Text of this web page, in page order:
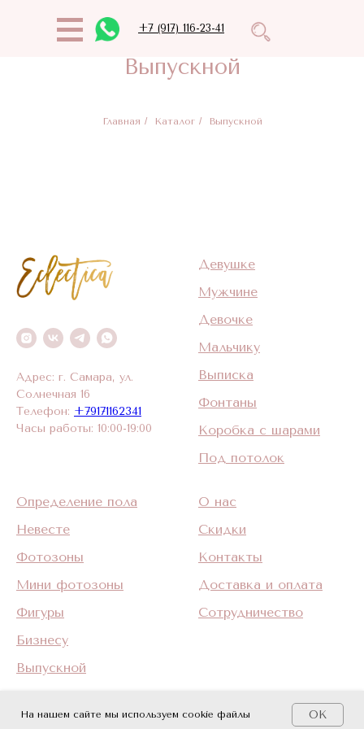
+7 (917) 116-23-41
На нашем сайте мы используем cookie файлы OK
Выпускной
Главная / Каталог / Выпускной
Адрес: г. Самара, ул.
Солнечная 16
Телефон: +79171162341
Часы работы: 10:00-19:00
Девушке
Мужчине
Девочке
Мальчику
Выписка
Фонтаны
Коробка с шарами
Под потолок
Определение пола
Невесте
Фотозоны
Мини фотозоны
Фигуры
Бизнесу
Выпускной
О нас
Скидки
Контакты
Доставка и оплата
Сотрудничество